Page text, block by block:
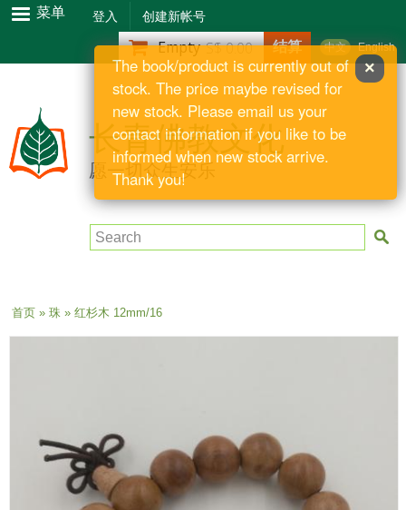
跳
转
到
主
要
内
容
菜单 登入 创建新帐号
中文 English
Empty S$ 0.00 结算
长青佛教文化
愿一切众生安乐
Search
当前位置
首页» 珠» 红杉木 12mm/16
×
The book/product is currently out of
stock. The price maybe revised for
new stock. Please email us your
contact information if you like to be
informed when new stock arrive.
Thank you!